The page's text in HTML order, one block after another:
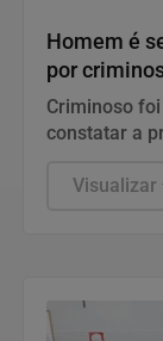
Homem é
por
Criminoso
constatar a
Visualizar